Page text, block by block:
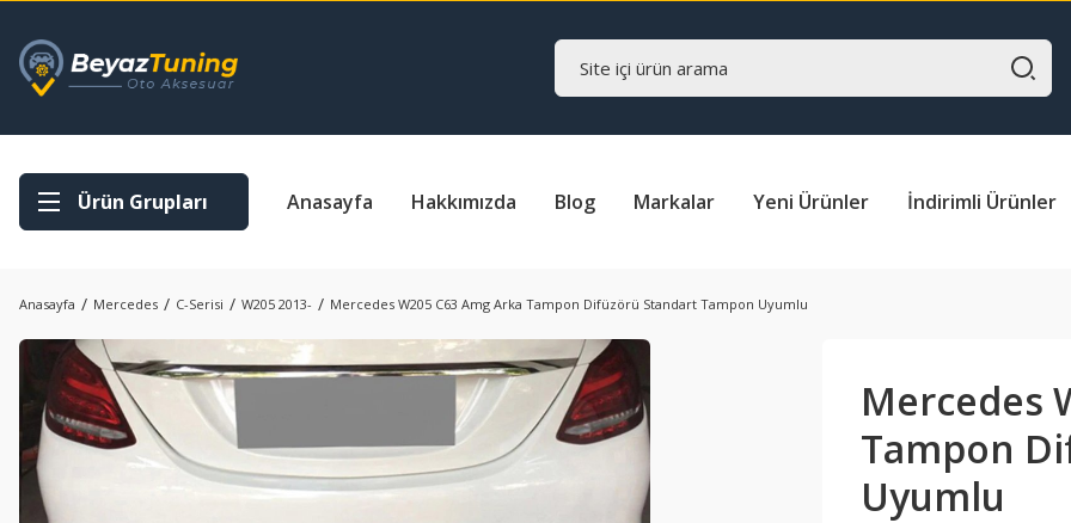
Ürün Grupları Anasayfa Hakkımızda Blog Markalar Yeni Ürünler İndirimli Ürünler
Anasayfa Mercedes C-Serisi W205 2013- Mercedes W205 C63 Amg Arka Tampon Difüzörü Standart Tampon Uyumlu
Mercedes
Tampon
Uyumlu